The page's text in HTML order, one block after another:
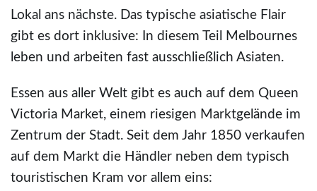
Lokal ans nächste. Das typische asiatische Flair
gibt es dort inklusive: In diesem Teil Melbournes
leben und arbeiten fast ausschließlich Asiaten.
Essen aus aller Welt gibt es auch auf dem Queen
Victoria Market, einem riesigen Marktgelände im
Zentrum der Stadt. Seit dem Jahr 1850 verkaufen
auf dem Markt die Händler neben dem typisch
touristischen Kram vor allem eins: